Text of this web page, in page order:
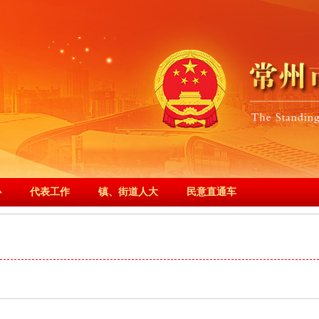
代表工作 镇、街道人大 民意直通车